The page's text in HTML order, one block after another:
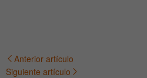
Navegación
Anterior artículo
Siguiente artículo